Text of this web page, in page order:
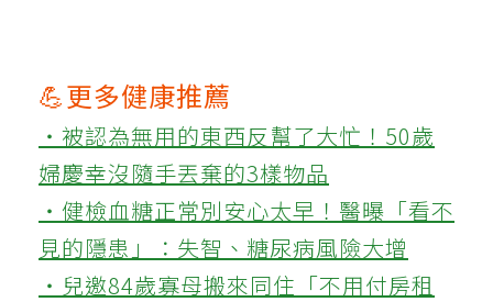
💪更多健康推薦
‧被認為無用的東西反幫了大忙！50歲
婦慶幸沒隨手丟棄的3樣物品
‧健檢血糖正常別安心太早！醫曝「看不
見的隱患」：失智、糖尿病風險大增
‧兒邀84歲寡母搬來同住「不用付房租